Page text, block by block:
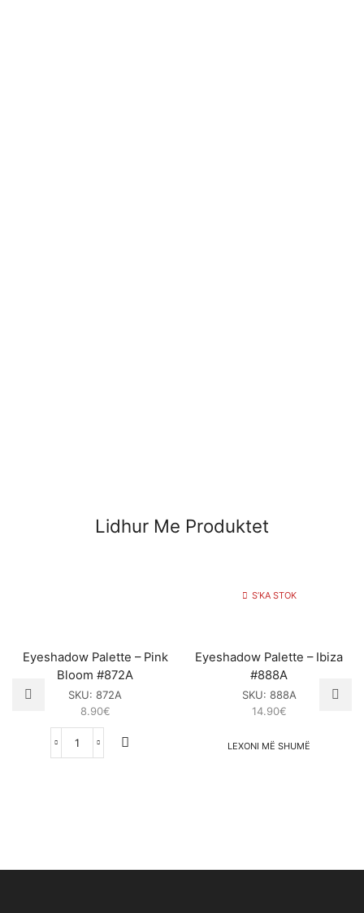
Lidhur Me Produktet
Eyeshadow Palette – Pink
Bloom #872A
SKU: 872A
8.90€
Eyeshadow
S’KA STOK
Eyeshadow Palette – Ibiza
#888A
SKU: 888A
14.90€
LEXONI MË SHUMË